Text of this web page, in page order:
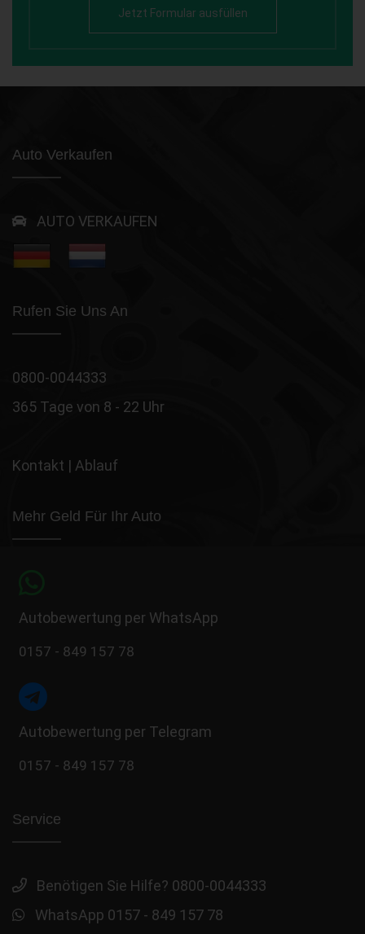
Jetzt Formular ausfüllen
Auto Verkaufen
AUTO VERKAUFEN
Rufen Sie Uns An
0800-0044333
365 Tage von 8 - 22 Uhr
Kontakt | Ablauf
Mehr Geld Für Ihr Auto
Autobewertung per WhatsApp
0157 - 849 157 78
Autobewertung per Telegram
0157 - 849 157 78
Service
Benötigen Sie Hilfe? 0800-0044333
WhatsApp 0157 - 849 157 78